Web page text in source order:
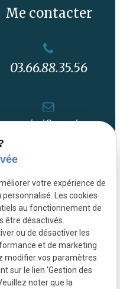
Me contacter
03.66.88.35.56
contact@avocat-
115 Avenue Jean Lebas
59100 ROUBAIX
votre expérience de
Les cookies
au fonctionnement de
être désactivés.
ou de désactiver les
et de marketing
modifier vos paramètres
sur le lien 'Gestion des
noter que la